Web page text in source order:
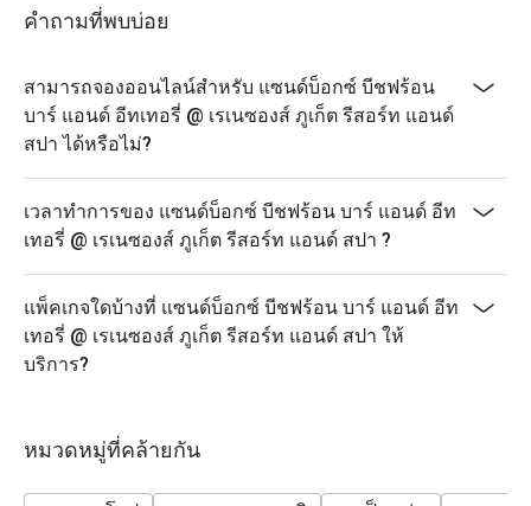
Sunday: 12:00-23:00
คำถามที่พบบ่อย
สามารถจองออนไลน์สำหรับ แซนด์บ็อกซ์ บีชฟร้อน
บาร์ แอนด์ อีทเทอรี่ @ เรเนซองส์ ภูเก็ต รีสอร์ท แอนด์
สปา ได้หรือไม่?
เวลาทำการของ แซนด์บ็อกซ์ บีชฟร้อน บาร์ แอนด์ อีท
เทอรี่ @ เรเนซองส์ ภูเก็ต รีสอร์ท แอนด์ สปา ?
แพ็คเกจใดบ้างที่ แซนด์บ็อกซ์ บีชฟร้อน บาร์ แอนด์ อีท
เทอรี่ @ เรเนซองส์ ภูเก็ต รีสอร์ท แอนด์ สปา ให้
บริการ?
หมวดหมู่ที่คล้ายกัน